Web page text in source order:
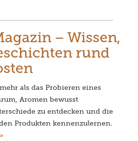
– Wissen,
rund
als das Probieren eines
Aromen bewusst
zu entdecken und die
Produkten kennenzulernen.